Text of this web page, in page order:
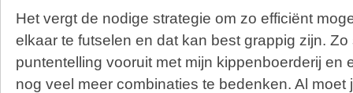
Het vergt de nodige strategie om zo efficiënt
elkaar te futselen en dat kan best grappig zijn.
puntentelling vooruit met mijn kippenboerderij en
nog veel meer combinaties te bedenken. Al moet